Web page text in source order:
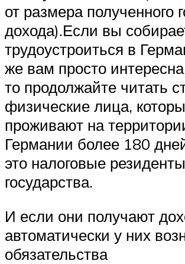
от размера полученного
дохода).Если вы
трудоустроиться в
же вам просто
то продолжайте читать
физические лица,
проживают на
Германии более 180
это налоговые резиденты
государства.
И если они получают
автоматически у них
обязательства